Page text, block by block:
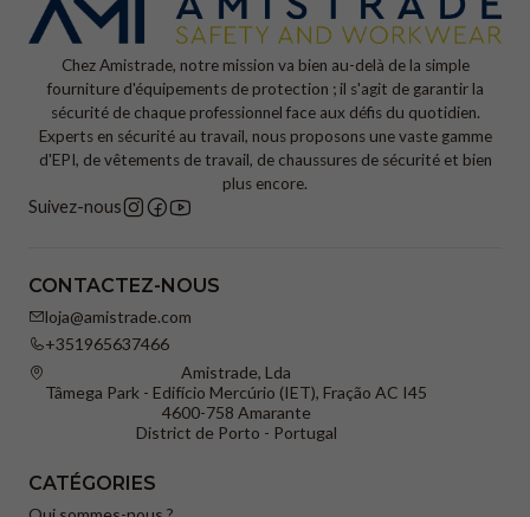
Chez Amistrade, notre mission va bien au-delà de la simple
fourniture d'équipements de protection ; il s'agit de garantir la
sécurité de chaque professionnel face aux défis du quotidien.
Experts en sécurité au travail, nous proposons une vaste gamme
d'EPI, de vêtements de travail, de chaussures de sécurité et bien
plus encore.
Suivez-nous
CONTACTEZ-NOUS
loja@amistrade.com
+351965637466
Amistrade, Lda
Tâmega Park - Edifício Mercúrio (IET), Fração AC I45
4600-758 Amarante
District de Porto - Portugal
CATÉGORIES